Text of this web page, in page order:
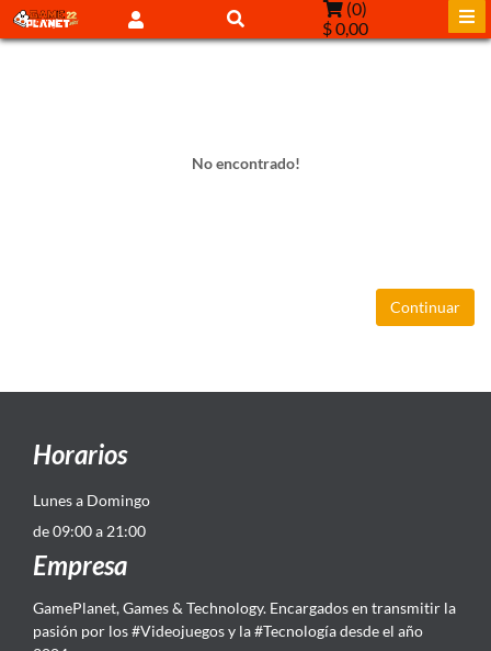
(0)
$ 0,00
No encontrado!
Continuar
Horarios
Lunes a Domingo
de 09:00 a 21:00
Empresa
GamePlanet, Games & Technology. Encargados en transmitir la
pasión por los #Videojuegos y la #Tecnología desde el año